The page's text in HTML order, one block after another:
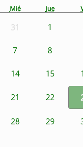
Mié Jue
31 1
7 8
14 15
21 22
28 29